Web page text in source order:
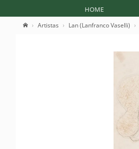
HOME
Artistas Lan (Lanfranco Vaselli)